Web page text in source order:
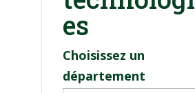
es
Choisissez un
département